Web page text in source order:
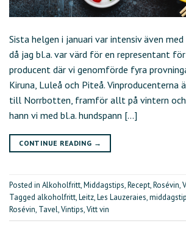
Sista helgen i januari var intensiv även
då jag bl.a. var värd för en representant
producent där vi genomförde fyra
Kiruna, Luleå och Piteå. Vinproducenterna
till Norrbotten, framför allt på vintern och
hann vi med bl.a. hundspann […]
CONTINUE READING →
Posted in Alkoholfritt,Middagstips,Recept,Rosévin,
Tagged alkoholfritt,Leitz,Les Lauzeraies,
Rosévin, Tavel,Vintips,Vitt vin